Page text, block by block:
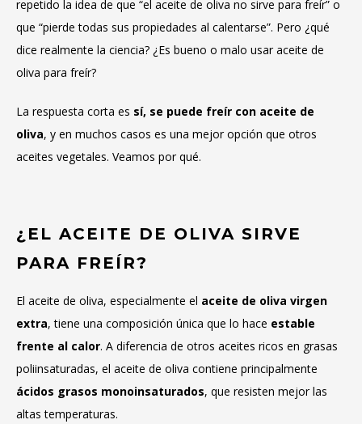
repetido la idea de que “el aceite de oliva no sirve para freír” o
que “pierde todas sus propiedades al calentarse”. Pero ¿qué
dice realmente la ciencia? ¿Es bueno o malo usar aceite de
oliva para freír?
La respuesta corta es sí, se puede freír con aceite de
oliva, y en muchos casos es una mejor opción que otros
aceites vegetales. Veamos por qué.
¿EL ACEITE DE OLIVA SIRVE
PARA FREÍR?
El aceite de oliva, especialmente el aceite de oliva virgen
extra, tiene una composición única que lo hace estable
frente al calor. A diferencia de otros aceites ricos en grasas
poliinsaturadas, el aceite de oliva contiene principalmente
ácidos grasos monoinsaturados, que resisten mejor las
altas temperaturas.